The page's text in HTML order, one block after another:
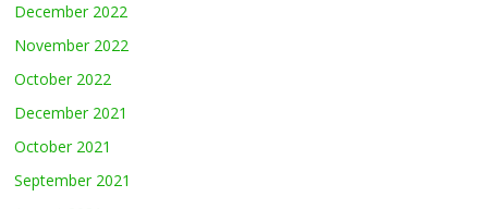
December 2022
November 2022
October 2022
December 2021
October 2021
September 2021